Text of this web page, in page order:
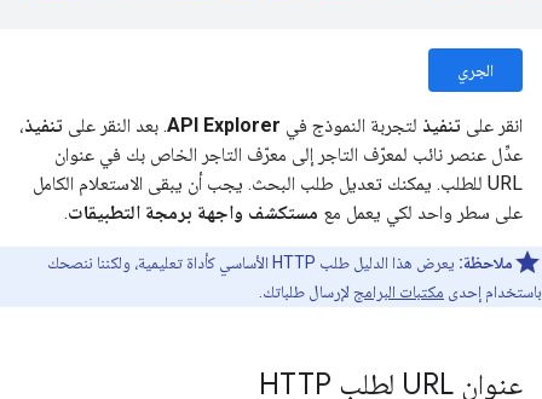
الجري
انقر على تنفيذ لتجربة النموذج في API Explorer. بعد النقر على تنفيذ،
عدِّل عنصر نائب لمعرّف التاجر إلى معرّف التاجر الخاص بك في عنوان
URL للطلب. يمكنك تعديل طلب البحث. يجب أن يبقى الاستعلام الكامل
على سطر واحد لكي يعمل مع مستكشف واجهة برمجة التطبيقات.
ملاحظة:
يعرض هذا الدليل طلب HTTP الأساسي كأداة تعليمية، ولكننا ننصحك
باستخدام إحدى مكتبات البرامج لإرسال طلباتك.
عنوان URL لطلب HTTP